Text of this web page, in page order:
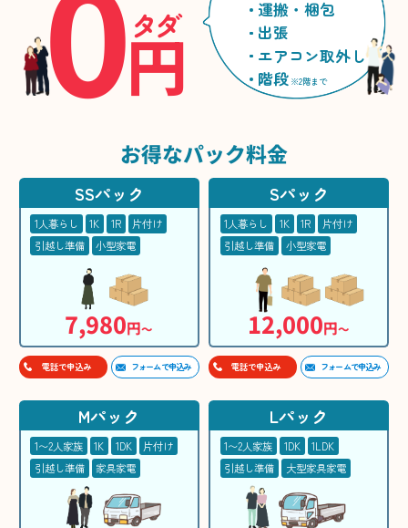
円
タダ
運搬・梱包
出張
エアコン取外し
階段 ※2階まで
お得なパック料金
SSパック
1人暮らし 1K 1R
片付け
引越し準備
小型家電
7,980円〜
電話で申込み フォームで申込み
Sパック
1人暮らし 1K 1R
片付け
引越し準備
小型家電
12,000円〜
電話で申込み フォームで申込み
Mパック
1〜2人家族 1K 1DK
片付け
引越し準備
家具家電
Lパック
1〜2人家族 1DK
1LDK
引越し準備
大型家具家電